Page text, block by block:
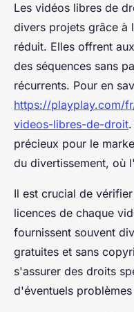
Les vidéos libres de
divers projets grâce à
réduit. Elles offrent
des séquences sans
récurrents. Pour en
https://playplay.com/
videos-libres-de-droit
précieux pour le
du divertissement, où
Il est crucial de
licences de chaque
fournissent souvent
gratuites et sans
s'assurer des droits
d'éventuels